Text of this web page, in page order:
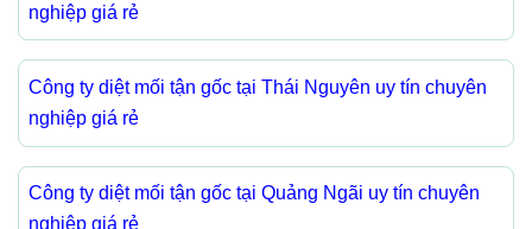
nghiệp giá rẻ
Công ty diệt mối tận gốc tại Thái Nguyên uy tín chuyên
nghiệp giá rẻ
Công ty diệt mối tận gốc tại Quảng Ngãi uy tín chuyên
nghiệp giá rẻ